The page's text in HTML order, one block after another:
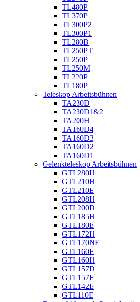
TL480P
TL370P
TL300P2
TL300P1
TL280B
TL250PT
TL250P
TL250M
TL220P
TL180P
Teleskop Arbeitsbühnen
TA230D
TA230D1&2
TA200H
TA160D4
TA160D3
TA160D2
TA160D1
Gelenkteleskop Arbeitsbühnen
GTL280H
GTL210H
GTL210E
GTL208H
GTL200D
GTL185H
GTL180E
GTL172H
GTL170NE
GTL160E
GTL160H
GTL157D
GTL157E
GTL142E
GTL110E